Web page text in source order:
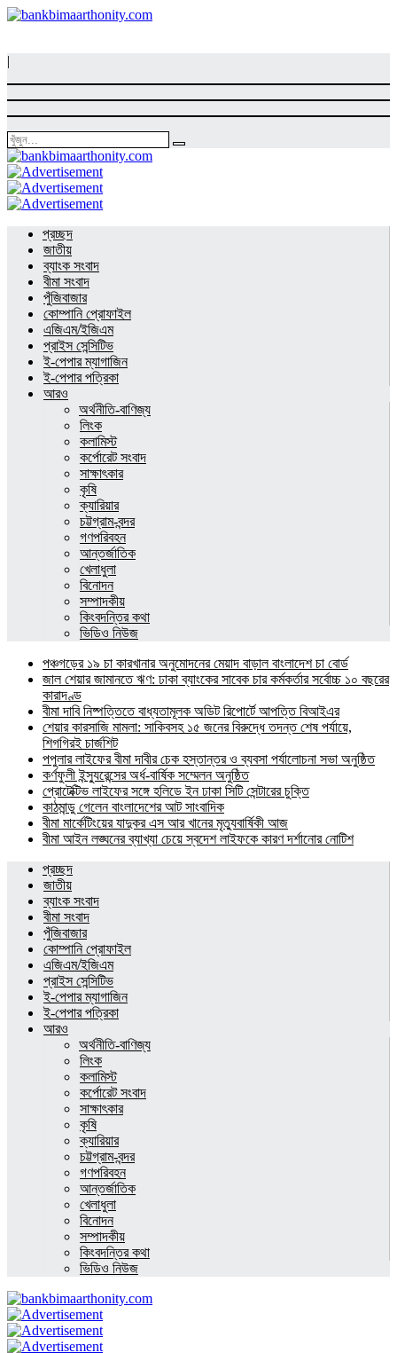
|
প্রচ্ছদ
জাতীয়
ব্যাংক সংবাদ
বীমা সংবাদ
পুঁজিবাজার
কোম্পানি প্রোফাইল
এজিএম/ইজিএম
প্রাইস সেন্সিটিভ
ই-পেপার ম্যাগাজিন
ই-পেপার পত্রিকা
আরও
অর্থনীতি-বাণিজ্য
লিংক
কলামিস্ট
কর্পোরেট সংবাদ
সাক্ষাৎকার
কৃষি
ক্যারিয়ার
চট্টগ্রাম-বন্দর
গণপরিবহন
আন্তর্জাতিক
খেলাধুলা
বিনোদন
সম্পাদকীয়
কিংবদন্তির কথা
ভিডিও নিউজ
পঞ্চগড়ের ১৯ চা কারখানার অনুমোদনের মেয়াদ বাড়াল বাংলাদেশ চা বোর্ড
জাল শেয়ার জামানতে ঋণ: ঢাকা ব্যাংকের সাবেক চার কর্মকর্তার সর্বোচ্চ ১০ বছরের
কারাদণ্ড
বীমা দাবি নিষ্পত্তিতে বাধ্যতামূলক অডিট রিপোর্টে আপত্তি বিআইএর
শেয়ার কারসাজি মামলা: সাকিবসহ ১৫ জনের বিরুদ্ধে তদন্ত শেষ পর্যায়ে,
শিগগিরই চার্জশিট
পপুলার লাইফের বীমা দাবীর চেক হস্তান্তর ও ব্যবসা পর্যালোচনা সভা অনুষ্ঠিত
কর্ণফুলী ইন্স্যুরেন্সের অর্ধ-বার্ষিক সম্মেলন অনুষ্ঠিত
প্রোটেক্টিভ লাইফের সঙ্গে হলিডে ইন ঢাকা সিটি সেন্টারের চুক্তি
কাঠমান্ডু গেলেন বাংলাদেশের আট সাংবাদিক
বীমা মার্কেটিংয়ের যাদুকর এস আর খানের মৃত্যুবার্ষিকী আজ
বীমা আইন লঙ্ঘনের ব্যাখ্যা চেয়ে স্বদেশ লাইফকে কারণ দর্শানোর নোটিশ
প্রচ্ছদ
জাতীয়
ব্যাংক সংবাদ
বীমা সংবাদ
পুঁজিবাজার
কোম্পানি প্রোফাইল
এজিএম/ইজিএম
প্রাইস সেন্সিটিভ
ই-পেপার ম্যাগাজিন
ই-পেপার পত্রিকা
আরও
অর্থনীতি-বাণিজ্য
লিংক
কলামিস্ট
কর্পোরেট সংবাদ
সাক্ষাৎকার
কৃষি
ক্যারিয়ার
চট্টগ্রাম-বন্দর
গণপরিবহন
আন্তর্জাতিক
খেলাধুলা
বিনোদন
সম্পাদকীয়
কিংবদন্তির কথা
ভিডিও নিউজ